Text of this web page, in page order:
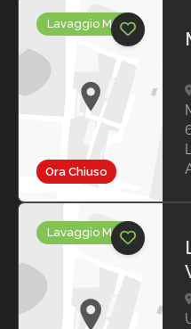
Ora Chiuso
Lavaggio Moto
Lavaggio Moto